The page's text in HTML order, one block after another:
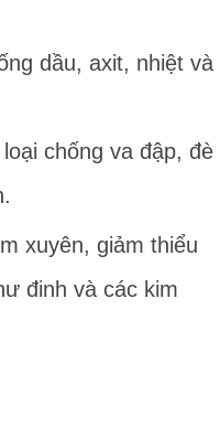
dầu, axit, nhiệt và
chống va đập, đè
xuyên, giảm thiểu
đinh và các kim